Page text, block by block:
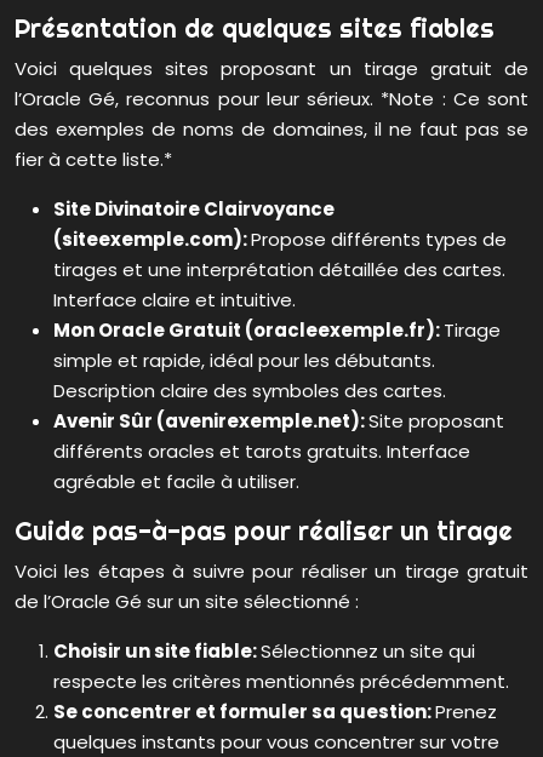
Présentation de quelques sites fiables
Voici quelques sites proposant un tirage gratuit de
l’Oracle Gé, reconnus pour leur sérieux. *Note : Ce sont
des exemples de noms de domaines, il ne faut pas se
fier à cette liste.*
Site Divinatoire Clairvoyance
(siteexemple.com):Propose différents types de
tirages et une interprétation détaillée des cartes.
Interface claire et intuitive.
Mon Oracle Gratuit (oracleexemple.fr):Tirage
simple et rapide, idéal pour les débutants.
Description claire des symboles des cartes.
Avenir Sûr (avenirexemple.net):Site proposant
différents oracles et tarots gratuits. Interface
agréable et facile à utiliser.
Guide pas-à-pas pour réaliser un tirage
Voici les étapes à suivre pour réaliser un tirage gratuit
de l’Oracle Gé sur un site sélectionné :
Choisir un site fiable:Sélectionnez un site qui
respecte les critères mentionnés précédemment.
Se concentrer et formuler sa question:Prenez
quelques instants pour vous concentrer sur votre